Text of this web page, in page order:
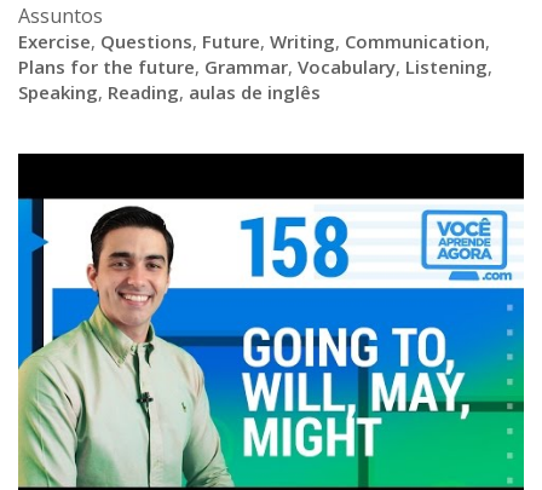
Assuntos
Exercise, Questions, Future, Writing, Communication,
Plans for the future, Grammar, Vocabulary, Listening,
Speaking, Reading, aulas de inglês